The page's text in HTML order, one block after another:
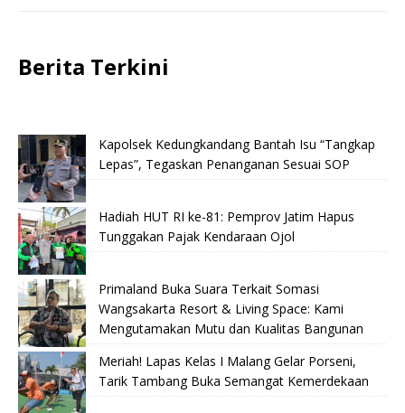
Berita Terkini
Kapolsek Kedungkandang Bantah Isu “Tangkap
Lepas”, Tegaskan Penanganan Sesuai SOP
Hadiah HUT RI ke-81: Pemprov Jatim Hapus
Tunggakan Pajak Kendaraan Ojol
Primaland Buka Suara Terkait Somasi
Wangsakarta Resort & Living Space: Kami
Mengutamakan Mutu dan Kualitas Bangunan
Meriah! Lapas Kelas I Malang Gelar Porseni,
Tarik Tambang Buka Semangat Kemerdekaan